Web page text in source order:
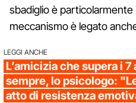
sbadiglio è
meccanismo è legato
LEGGI ANCHE
L’amicizia che supera i
sempre, lo psicologo:
atto di resistenza